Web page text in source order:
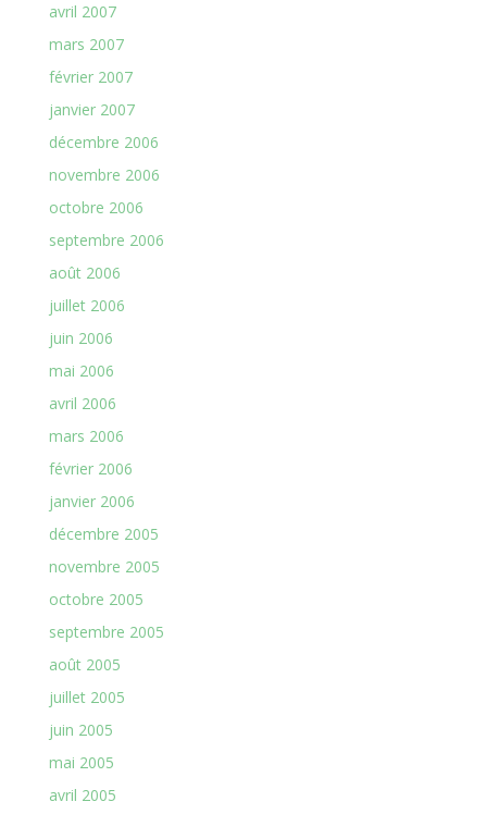
avril 2007
mars 2007
février 2007
janvier 2007
décembre 2006
novembre 2006
octobre 2006
septembre 2006
août 2006
juillet 2006
juin 2006
mai 2006
avril 2006
mars 2006
février 2006
janvier 2006
décembre 2005
novembre 2005
octobre 2005
septembre 2005
août 2005
juillet 2005
juin 2005
mai 2005
avril 2005